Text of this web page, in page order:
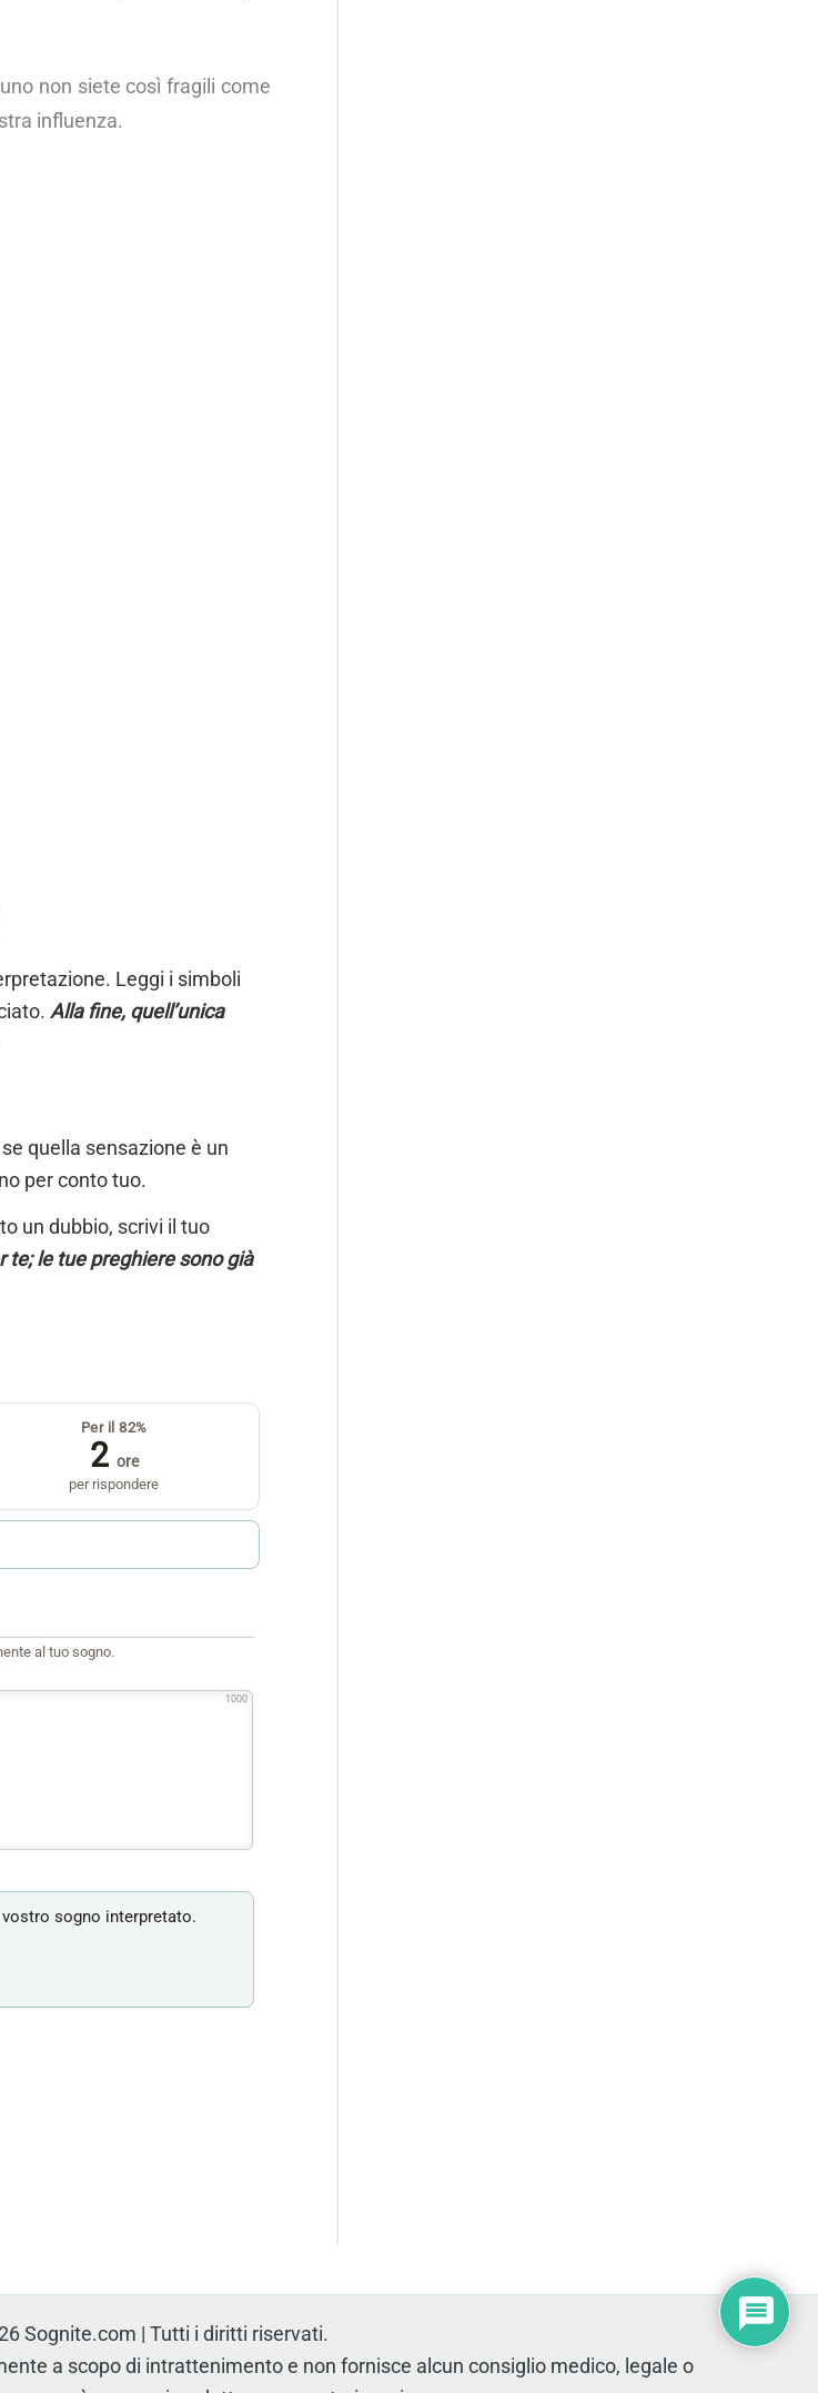
non siete così fragili come
influenza.
Leggi i simboli
Alla fine, quell’unica
quella sensazione è un
per conto tuo.
un dubbio, scrivi il tuo
te; le tue preghiere sono già
Per il 82%
2 ore
per rispondere
al tuo sogno.
1000
sogno interpretato.
Sognite.com | Tutti i diritti riservati.
a scopo di intrattenimento e non fornisce alcun consiglio medico, legale o